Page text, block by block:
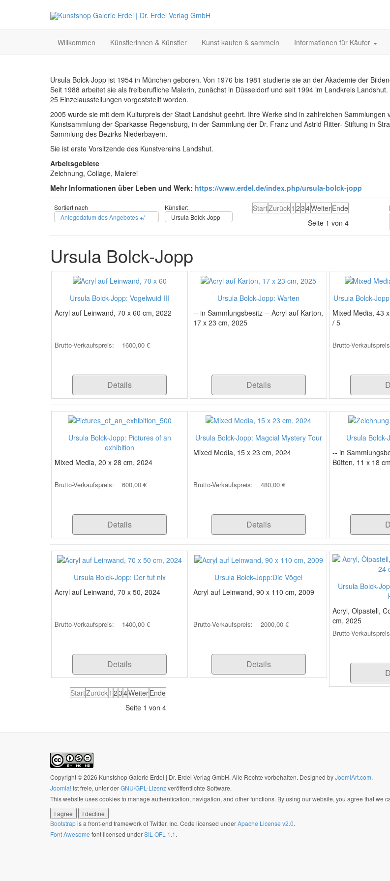
Willkommen Künstlerinnen & Künstler Kunst kaufen & sammeln Informationen für Käufer
Ursula Bolck-Jopp ist 1954 in München geboren. Von 1976 bis 1981 studierte sie an der Akademie der
Seit 1988 arbeitet sie als freiberufliche Malerin, zunächst in Düsseldorf und seit 1994 im Landkreis
25 Einzelausstellungen vorgeststellt worden.
2005 wurde sie mit dem Kulturpreis der Stadt Landshut geehrt. Ihre Werke sind in zahlreichen Sammlungen
Kunstsammlung der Sparkasse Regensburg, in der Sammlung der Dr. Franz und Astrid Ritter- Stiftung in
Sammlung des Bezirks Niederbayern.
Sie ist erste Vorsitzende des Kunstvereins Landshut.
Arbeitsgebiete
Zeichnung, Collage, Malerei
Mehr Informationen über Leben und Werk: https://www.erdel.de/index.php/ursula-bolck-jopp
Sortiert nach
Anlegedatum des Angebotes +/-
Künstler:
Ursula Bolck-Jopp
StartZurück1 234WeiterEnde
Seite 1 von 4
Ursula Bolck-Jopp
Ursula Bolck-Jopp: Vogelwuid III
Acryl auf Leinwand, 70 x 60 cm, 2022
Brutto-Verkaufspreis: 1600,00 €
Details
Ursula Bolck-Jopp: Warten
-- in Sammlungsbesitz -- Acryl auf Karton,
17 x 23 cm, 2025
Details
Ursula Bolck-
Mixed Media, 43
/ 5
Brutto-
Ursula Bolck-Jopp: Pictures of an
exhibition
Mixed Media, 20 x 28 cm, 2024
Brutto-Verkaufspreis: 600,00 €
Details
Ursula Bolck-Jopp: Magcial Mystery Tour
Mixed Media, 15 x 23 cm, 2024
Brutto-Verkaufspreis: 480,00 €
Details
Ursula Bolck-
-- in
Bütten, 11 x 18
Ursula Bolck-Jopp: Der tut nix
Acryl auf Leinwand, 70 x 50, 2024
Brutto-Verkaufspreis: 1400,00 €
Details
Ursula Bolck-Jopp:Die Vögel
Acryl auf Leinwand, 90 x 110 cm, 2009
Brutto-Verkaufspreis: 2000,00 €
Details
Ursula Bolck-
Acryl, Olpastell,
cm, 2025
Brutto-
StartZurück 1 234WeiterEnde
Seite 1 von 4
Copyright © 2026 Kunstshop Galerie Erdel | Dr. Erdel Verlag GmbH. Alle Rechte vorbehalten. Designed byJoomlArt.com.
Joomla!ist freie, unter derGNU/GPL-Lizenzveröffentlichte Software.
This website uses cookies to manage authentication, navigation, and other functions. By using our website, you agree that we
I agree
I decline
Bootstrapis a front-end framework of Twitter, Inc. Code licensed underApache License v2.0.
Font Awesome font licensed underSIL OFL 1.1.